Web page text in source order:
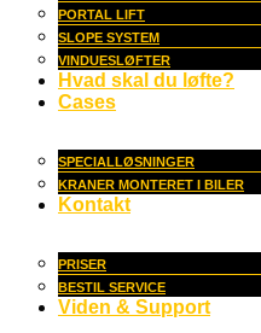
PORTAL LIFT
SLOPE SYSTEM
VINDUESLØFTER
Hvad skal du løfte?
Cases
SPECIALLØSNINGER
KRANER MONTERET I BILER
Kontakt
PRISER
BESTIL SERVICE
Viden & Support